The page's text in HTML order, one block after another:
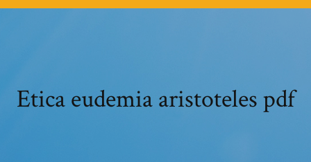
Etica eudemia aristoteles pdf